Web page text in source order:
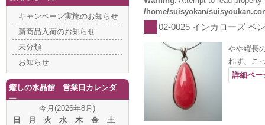
/home/suisyokan/
02-0025 インカローズ ペ
やや縦長
れず、こ
詳細ペ
キャンペーン実施のお知らせ
新商品入荷のお知らせ
未分類
お知らせ
癒しの水晶館 営業日カレンダ
ー
今月(2026年8月)
日
月 火 水 木 金
土